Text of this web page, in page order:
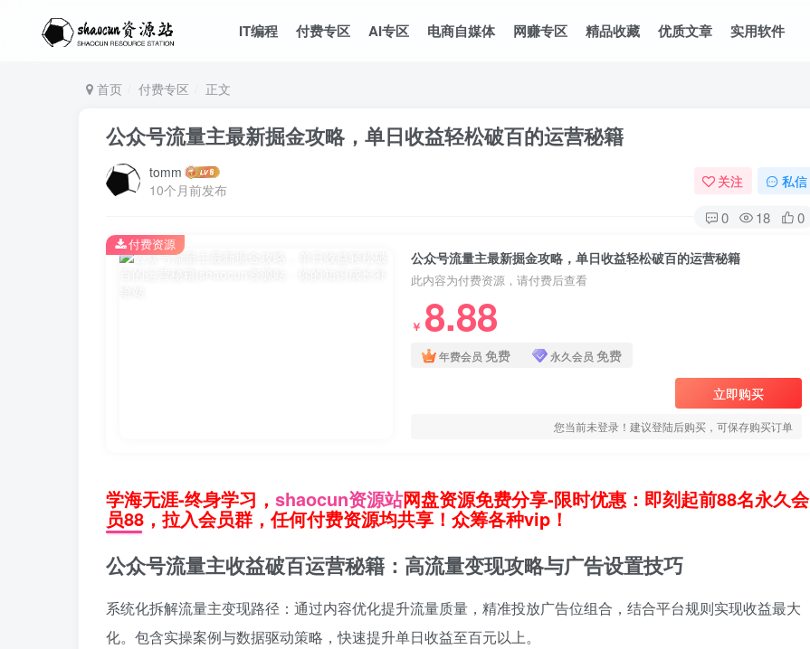
IT编程 付费专区 AI专区 电商自媒体 网赚专区 精品收藏 优质文章 实用软件
首页 付费专区 正文
公众号流量主最新掘金攻略，单日收益轻松破百的运营秘籍
tomm
10个月前发布
关注 私信
0 18 0
公众号流量主最新掘金攻略，单日收益轻松破百的运营秘籍
此内容为付费资源，请付费后查看
￥ 8.88
年费会员 免费 永久会员 免费
立即购买
您当前未登录！建议登陆后购买，可保存购买订单
付费资源
学海无涯-终身学习， shaocun资源站网盘资源免费分享-限时优惠：即刻起前88名永久会
员88，拉入会员群，任何付费资源均共享！众筹各种vip！
公众号流量主收益破百运营秘籍：高流量变现攻略与广告设置技巧
系统化拆解流量主变现路径：通过内容优化提升流量质量，精准投放广告位组合，结合平台规则实现收益最大
化。包含实操案例与数据驱动策略，快速提升单日收益至百元以上。